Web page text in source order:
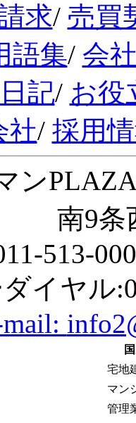
求/ 売買
語集/ 会
記/ お役
社/ 採用
ン
南9条
513-
イヤル
宅地
マン
管理